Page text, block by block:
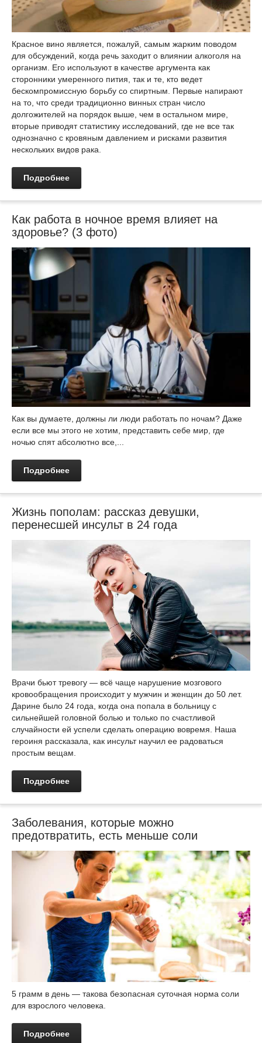
Красное вино является, пожалуй, самым жарким поводом
для обсуждений, когда речь заходит о влиянии алкоголя на
организм. Его используют в качестве аргумента как
сторонники умеренного пития, так и те, кто ведет
бескомпромиссную борьбу со спиртным. Первые напирают
на то, что среди традиционно винных стран число
долгожителей на порядок выше, чем в остальном мире,
вторые приводят статистику исследований, где не все так
однозначно с кровяным давлением и рисками развития
нескольких видов рака.
Подробнее
Как работа в ночное время влияет на
здоровье? (3 фото)
Как вы думаете, должны ли люди работать по ночам? Даже
если все мы этого не хотим, представить себе мир, где
ночью спят абсолютно все,...
Подробнее
Жизнь пополам: рассказ девушки,
перенесшей инсульт в 24 года
Врачи бьют тревогу — всё чаще нарушение мозгового
кровообращения происходит у мужчин и женщин до 50 лет.
Дарине было 24 года, когда она попала в больницу с
сильнейшей головной болью и только по счастливой
случайности ей успели сделать операцию вовремя. Наша
героиня рассказала, как инсульт научил ее радоваться
простым вещам.
Подробнее
Заболевания, которые можно
предотвратить, есть меньше соли
5 грамм в день — такова безопасная суточная норма соли
для взрослого человека.
Подробнее